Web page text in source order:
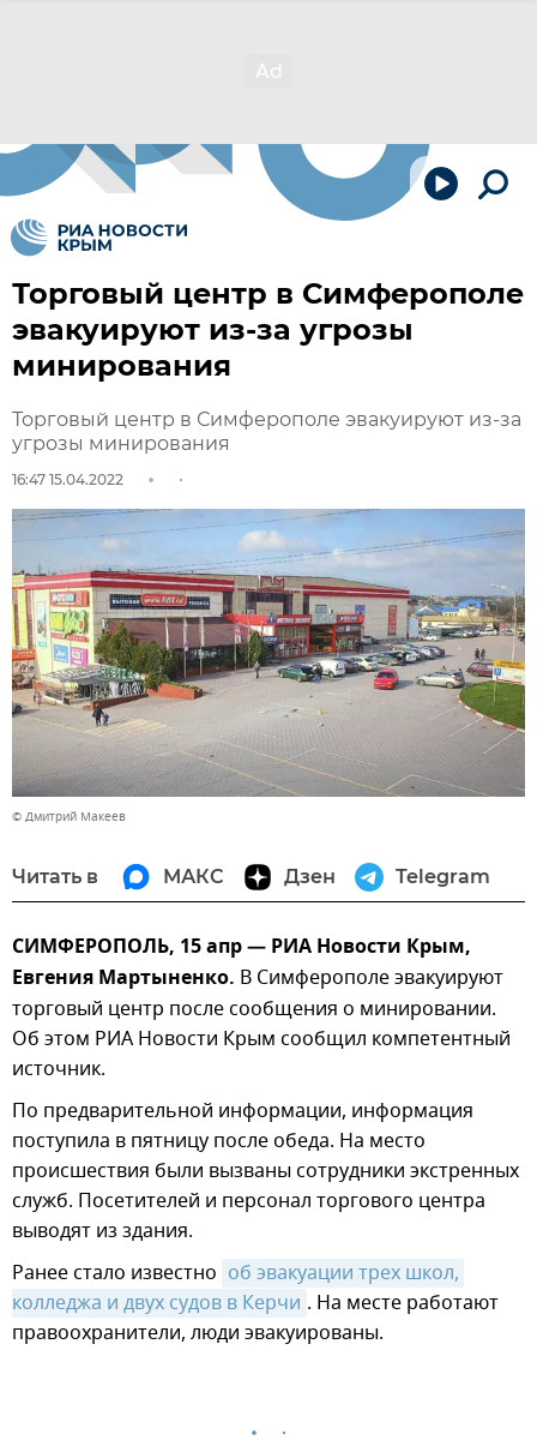
Торговый центр в Симферополе
эвакуируют из-за угрозы
минирования
Торговый центр в Симферополе эвакуируют из-за
угрозы минирования
16:47 15.04.2022
© Дмитрий Макеев
Читать в МАКС Дзен Telegram
СИМФЕРОПОЛЬ, 15 апр — РИА Новости Крым,
Евгения Мартыненко. В Симферополе эвакуируют
торговый центр после сообщения о минировании.
Об этом РИА Новости Крым сообщил компетентный
источник.
По предварительной информации, информация
поступила в пятницу после обеда. На место
происшествия были вызваны сотрудники экстренных
служб. Посетителей и персонал торгового центра
выводят из здания.
Ранее стало известно об эвакуации трех школ,
колледжа и двух судов в Керчи . На месте работают
правоохранители, люди эвакуированы.